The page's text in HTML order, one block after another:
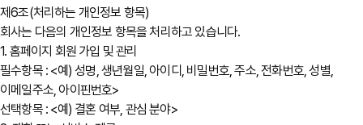
제6조(처리하는 개인정보 항목)
회사는 다음의 개인정보 항목을 처리하고 있습니다.
1. 홈페이지 회원 가입 및 관리
필수항목 : <예) 성명, 생년월일, 아이디, 비밀번호, 주소, 전화번호, 성별,
이메일주소, 아이핀번호>
선택항목 : <예) 결혼 여부, 관심 분야>